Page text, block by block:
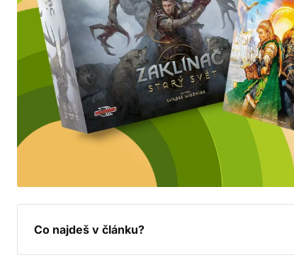
Co najdeš v článku?